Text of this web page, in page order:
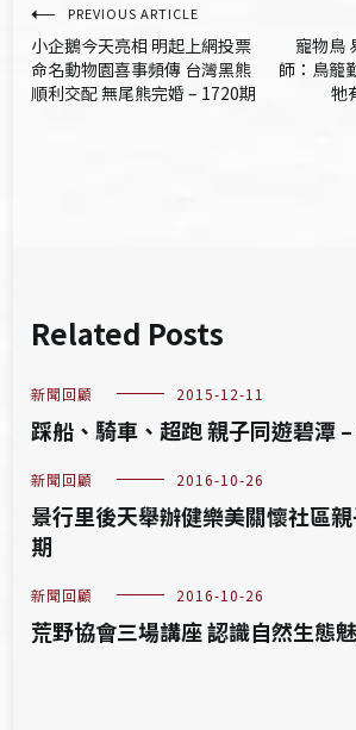
文
章
導
PREVIOUS ARTICLE
小企鵝今天亮相 明起上網投票
命名動物園喜事頻傳 台灣黑熊
順利交配 無尾熊完婚 – 1720期
寵物鳥
師：鳥籠
牠
Related Posts
新聞回顧 2015-12-11
踩船、騎車、超跑 親子同遊碧潭
新聞回顧 2016-10-26
景行里後天舉辦健樂美關懷社區
期
新聞回顧 2016-10-26
荒野協會三場講座 認識自然生態